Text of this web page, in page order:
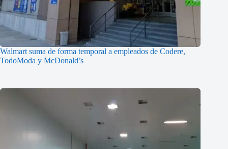
Walmart suma de forma temporal a empleados de Codere,
TodoModa y McDonald’s